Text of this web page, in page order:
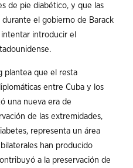
de pie diabético, y que las
el gobierno de Barack
introducir el
plantea que el resta
entre Cuba y los
una nueva era de
de las extremidades,
representa un área
han producido
a la preservación de